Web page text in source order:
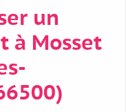
un
à Mosset